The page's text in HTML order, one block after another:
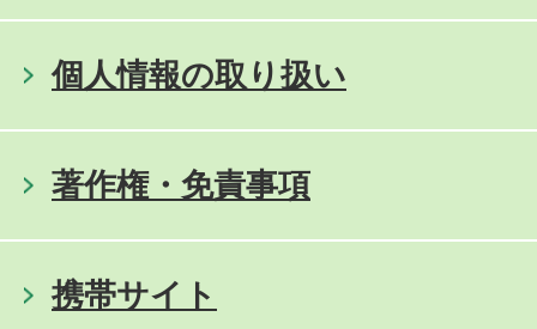
個人情報の取り扱い
著作権・免責事項
携帯サイト